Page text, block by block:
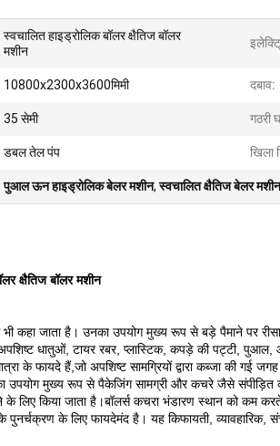
स्वचालित हाइड्रोलिक बॉलर क्षैतिज बॉलर
मशीन
10800x2300x3600मिमी दबाव:
35 सेमी गठरी
डबल तेल पंप खिला
पुआल ऊन हाइड्रोलिक बेलर मशीन,स्वचालित क्षैतिज बेलर मशीन
क्षैतिज बॉलर मशीन
भी कहा जाता है। उनका उपयोग मुख्य रूप से बड़े पैमाने पर
धातुओं, टायर रबर, प्लास्टिक, कपड़े की पट्टी, पुआल,
के फायदे हैं,जो अपशिष्ट सामग्रियों द्वारा कब्जा की गई
उपयोग मुख्य रूप से पैकेजिंग सामग्री और कचरे जैसे संपीड़ित
लिए किया जाता है।बॉलर्स कचरा भंडारण स्थान को कम
के लिए फायदेमंद है। यह किफायती, व्यावहारिक,